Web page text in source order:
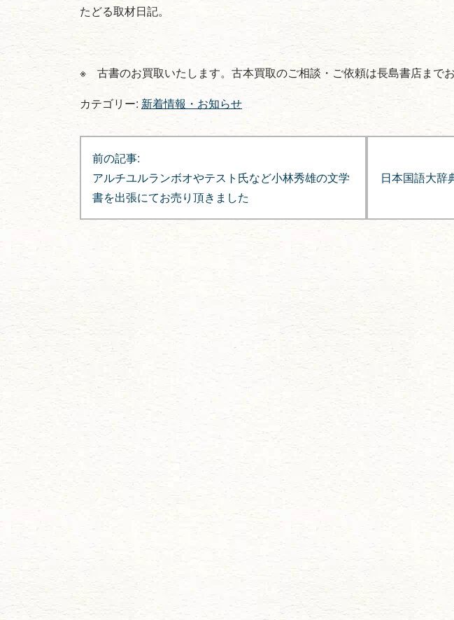
たどる取材日記。
※ 古書のお買取いたします。古本買取のご相談・ご依頼は長島書店まで
カテゴリー: 新着情報・お知らせ
投
稿
ナ
ビ
ー
ョ
ン
前の記事:
アルチユルランボオやテスト氏など小林秀雄の文学
書を出張にてお売り頂きました
日本国語大辞